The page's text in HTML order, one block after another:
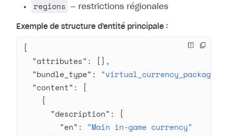
regions — restrictions régionales
Exemple de structure d'entité principale :
{
  "attributes"
: [],
  "bundle_type"
: "virtual_currency_package"
  "content"
: [
    {
      "description"
: {
        "en"
: "Main in-game currency"